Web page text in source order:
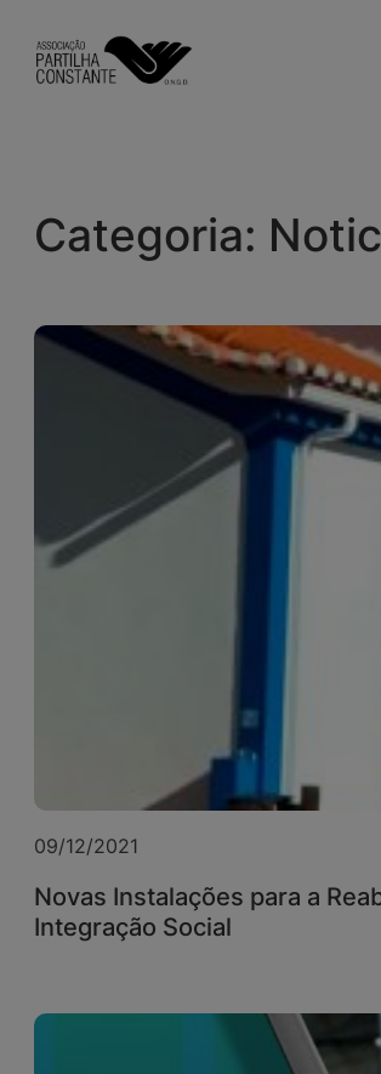
para
Categoria:
09/12/2021
Novas Instalações para a
Integração Social